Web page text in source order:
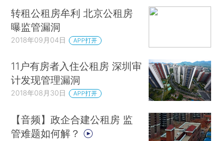
转租公租房牟利 北京公租房
曝监管漏洞
2018年09月04日 APP打开
11户有房者入住公租房 深圳审
计发现管理漏洞
2018年08月30日 APP打开
【音频】政企合建公租房 监
管难题如何解？